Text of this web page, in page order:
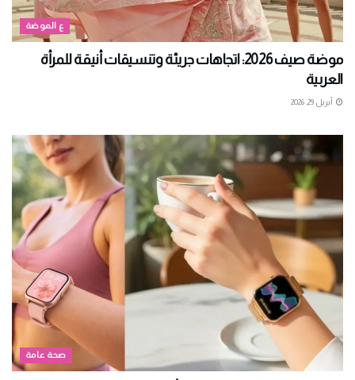
ع الموضة
موضة صيف 2026: اتجاهات جريئة وتنسيقات أنيقة للمرأة
العربية
أبريل 29, 2026
صحة عامة